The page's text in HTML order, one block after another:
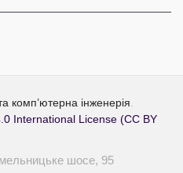
комп’ютерна інженерія
International License (CC BY
шосе, 95